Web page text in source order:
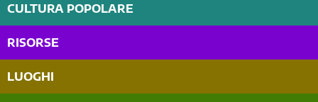
CULTURA POPOLARE
RISORSE
LUOGHI